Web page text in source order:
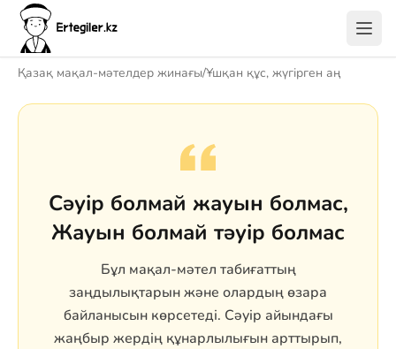
Қазақ мақал-мәтелдер жинағы/Ұшқан құс, жүгірген аң
Сәуір болмай жауын болмас,
Жауын болмай тәуір болмас
Бұл мақал-мәтел табиғаттың
заңдылықтарын және олардың өзара
байланысын көрсетеді. Сәуір айындағы
жаңбыр жердің құнарлылығын арттырып,